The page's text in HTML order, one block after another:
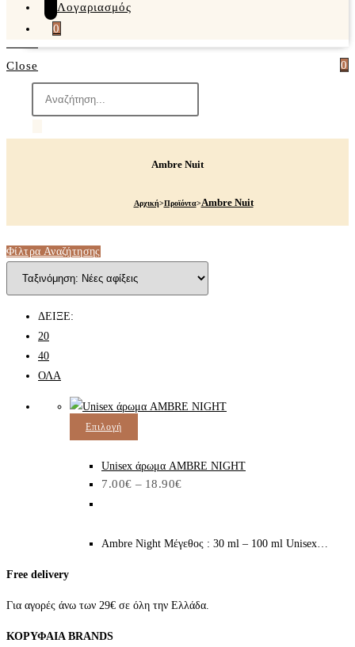
Λογαριασμός
0
0
Close
search
Ambre Nuit
Αρχική>Προϊόντα>Ambre Nuit
Φίλτρα Αναζήτησης
ΔΕΙΞΕ:
20
40
ΟΛΑ
Επιλογή
προϊόν
έχει
Οι
να
Unisex άρωμα AMBRE NIGHT
7.00€ – 18.90€
range:
Ambre Night Μέγεθος : 30 ml – 100 ml Unisex…
Free delivery
Για αγορές άνω των 29€ σε όλη την Ελλάδα.
ΚΟΡΥΦΑΙΑ BRANDS